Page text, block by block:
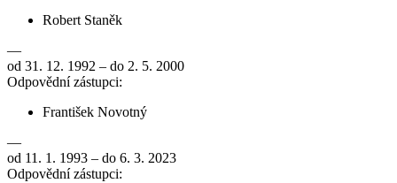
Robert Staněk
—
od 31. 12. 1992 – do 2. 5. 2000
Odpovědní zástupci:
František Novotný
—
od 11. 1. 1993 – do 6. 3. 2023
Odpovědní zástupci: